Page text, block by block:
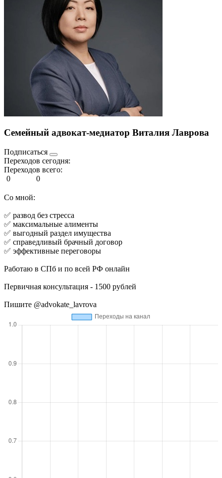
Семейный адвокат-медиатор Виталия Лаврова
Подписаться
Переходов сегодня:
Переходов всего:
0
0
Со мной:
✅️ развод без стресса
✅️ максимальные алименты
✅️ выгодный раздел имущества
✅️ справедливый брачный договор
✅️ эффективные переговоры
Работаю в СПб и по всей РФ онлайн
Первичная консультация - 1500 рублей
Пишите @advokate_lavrova